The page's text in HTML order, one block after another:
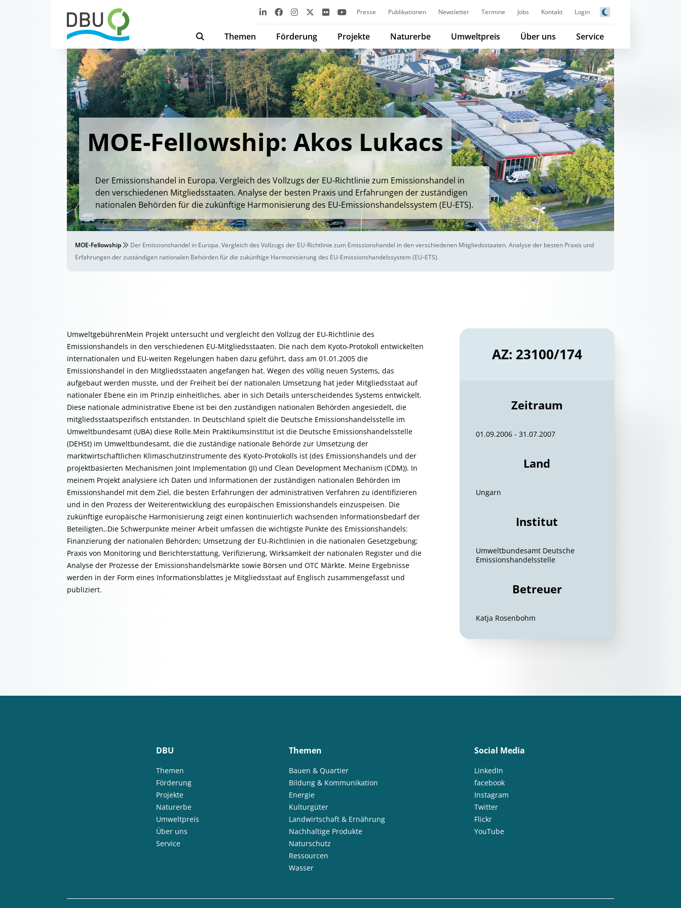
Presse Publikationen Newsletter Termine Jobs Kontakt Login
Themen Förderung Projekte Naturerbe Umweltpreis Über uns Service
MOE-Fellowship: Akos Lukacs
Der Emissionshandel in Europa. Vergleich des Vollzugs der EU-Richtlinie zum Emissionshandel in
den verschiedenen Mitgliedsstaaten. Analyse der besten Praxis und Erfahrungen der zuständigen
nationalen Behörden für die zukünftige Harmonisierung des EU-Emissionshandelssystem (EU-ETS).
MOE-Fellowship
Der Emissionshandel in Europa. Vergleich des Vollzugs der EU-Richtlinie zum Emissionshandel in den verschiedenen Mitgliedsstaaten. Analyse der besten Praxis und
Erfahrungen der zuständigen nationalen Behörden für die zukünftige Harmonisierung des EU-Emissionshandelssystem (EU-ETS).
UmweltgebührenMein Projekt untersucht und vergleicht den Vollzug der EU-Richtlinie des
Emissionshandels in den verschiedenen EU-Mitgliedsstaaten. Die nach dem Kyoto-Protokoll entwickelten
internationalen und EU-weiten Regelungen haben dazu geführt, dass am 01.01.2005 die
Emissionshandel in den Mitgliedsstaaten angefangen hat. Wegen des völlig neuen Systems, das
aufgebaut werden musste, und der Freiheit bei der nationalen Umsetzung hat jeder Mitgliedsstaat auf
nationaler Ebene ein im Prinzip einheitliches, aber in sich Details unterscheidendes Systems entwickelt.
Diese nationale administrative Ebene ist bei den zuständigen nationalen Behörden angesiedelt, die
mitgliedsstaatspezifisch entstanden. In Deutschland spielt die Deutsche Emissionshandelsstelle im
Umweltbundesamt (UBA) diese Rolle.Mein Praktikumsinstitut ist die Deutsche Emissionshandelsstelle
(DEHSt) im Umweltbundesamt, die die zuständige nationale Behörde zur Umsetzung der
marktwirtschaftlichen Klimaschutzinstrumente des Kyoto-Protokolls ist (des Emissionshandels und der
projektbasierten Mechanismen Joint Implementation (JI) und Clean Development Mechanism (CDM)). In
meinem Projekt analysiere ich Daten und Informationen der zuständigen nationalen Behörden im
Emissionshandel mit dem Ziel, die besten Erfahrungen der administrativen Verfahren zu identifizieren
und in den Prozess der Weiterentwicklung des europäischen Emissionshandels einzuspeisen. Die
zukünftige europäische Harmonisierung zeigt einen kontinuierlich wachsenden Informationsbedarf der
Beteiligten,.Die Schwerpunkte meiner Arbeit umfassen die wichtigste Punkte des Emissionshandels:
Finanzierung der nationalen Behörden; Umsetzung der EU-Richtlinien in die nationalen Gesetzgebung;
Praxis von Monitoring und Berichterstattung, Verifizierung, Wirksamkeit der nationalen Register und die
Analyse der Prozesse der Emissionshandelsmärkte sowie Börsen und OTC Märkte. Meine Ergebnisse
werden in der Form eines Informationsblattes je Mitgliedsstaat auf Englisch zusammengefasst und
publiziert.
AZ: 23100/174
Zeitraum
01.09.2006 - 31.07.2007
Land
Ungarn
Institut
Umweltbundesamt Deutsche
Emissionshandelsstelle
Betreuer
Katja Rosenbohm
DBU
Themen
Förderung
Projekte
Naturerbe
Umweltpreis
Über uns
Service
Themen
Bauen & Quartier
Bildung & Kommunikation
Energie
Kulturgüter
Landwirtschaft & Ernährung
Nachhaltige Produkte
Naturschutz
Ressourcen
Wasser
Social Media
LinkedIn
facebook
Instagram
Twitter
Flickr
YouTube